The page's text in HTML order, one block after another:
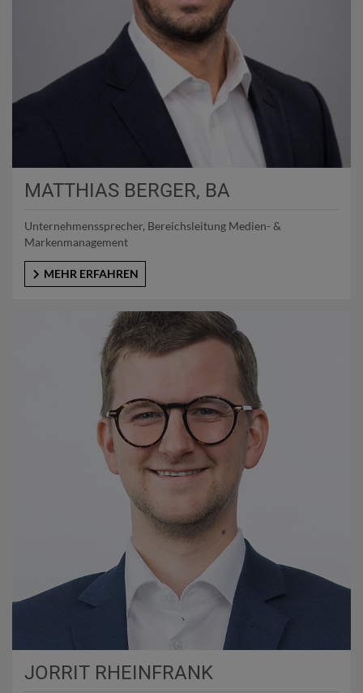
MATTHIAS BERGER, BA
Unternehmenssprecher, Bereichsleitung Medien- &
Markenmanagement
MEHR ERFAHREN
JORRIT RHEINFRANK